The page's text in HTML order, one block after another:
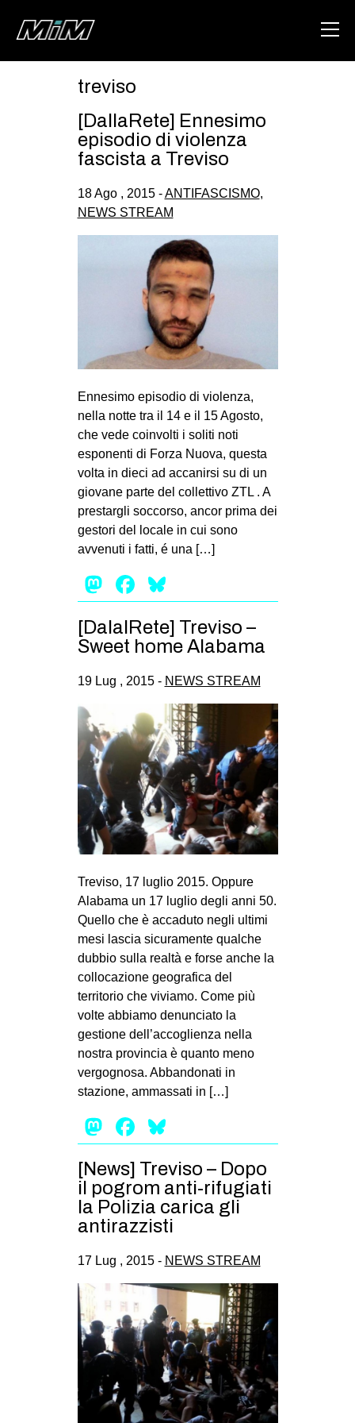
ABOUT
DEGENERAZIONE
CSOA LAMBRETTA
MSM
STUDENTI TSUNAMI
ZAM
MILANO
MOBILITAZIONI
SPAZI
SPORT POPOLARE
MOVIMENTI
AMBIENTE
ANTIFASCISMO
DIRITTO ALL’ABITARE
GENERI
PRECARIATO
CULTURE
ARTE
CINEMA
MANIFESTI
MUSICA
INTERNAZIONALE
AFRICA
ESTREMO ORIENTE
EUROPA
MEDIO ORIENTE
MONDO
EVENTI
tw
ms
SEARCH
treviso
[DallaRete] Ennesimo
episodio di violenza
fascista a Treviso
18 Ago , 2015 -ANTIFASCISMO,
NEWS STREAM
Ennesimo episodio di violenza,
nella notte tra il 14 e il 15 Agosto,
che vede coinvolti i soliti noti
esponenti di Forza Nuova, questa
volta in dieci ad accanirsi su di un
giovane parte del collettivo ZTL . A
prestargli soccorso, ancor prima dei
gestori del locale in cui sono
avvenuti i fatti, é una […]
Mastodon
Facebook
[DalalRete] Treviso –
Sweet home Alabama
19 Lug , 2015 - NEWS STREAM
Treviso, 17 luglio 2015. Oppure
Alabama un 17 luglio degli anni 50.
Quello che è accaduto negli ultimi
mesi lascia sicuramente qualche
dubbio sulla realtà e forse anche la
collocazione geografica del
territorio che viviamo. Come più
volte abbiamo denunciato la
gestione dell’accoglienza nella
nostra provincia è quanto meno
vergognosa. Abbandonati in
stazione, ammassati in […]
Mastodon
Facebook
[News] Treviso – Dopo
il pogrom anti-rifugiati
la Polizia carica gli
antirazzisti
17 Lug , 2015 - NEWS STREAM